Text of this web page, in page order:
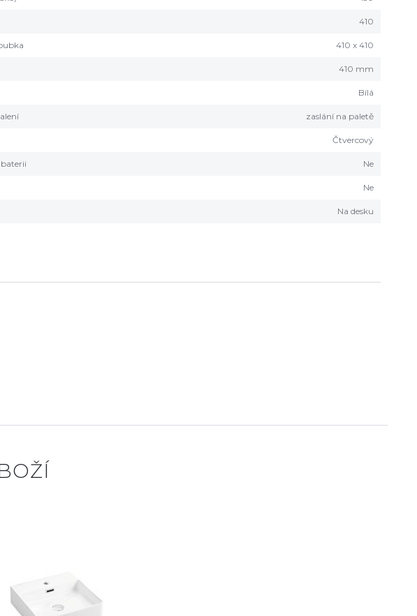
410
410 x 410
410 mm
Bílá
zaslání na paletě
Čtvercový
Ne
Ne
Na desku